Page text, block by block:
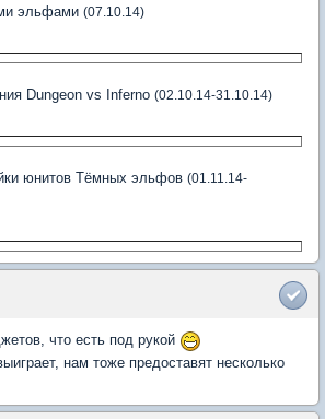
эльфами (07.10.14)
Dungeon vs Inferno (02.10.14-31.10.14)
юнитов Тёмных эльфов (01.11.14-
что есть под рукой
нам тоже предоставят несколько